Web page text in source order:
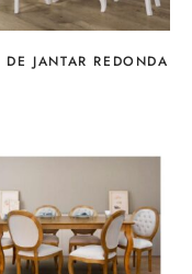
DE JANTAR REDONDA